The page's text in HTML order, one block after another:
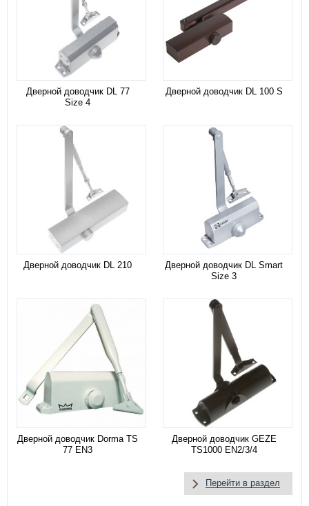
Дверной доводчик DL 77
Size 4
Дверной доводчик DL 100 S
Дверной доводчик DL 210
Дверной доводчик DL Smart
Size 3
Дверной доводчик Dorma TS
77 EN3
Дверной доводчик GEZE
TS1000 EN2/3/4
Перейти в раздел